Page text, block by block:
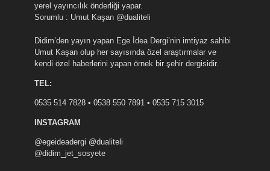
yerel yayıncılık önderliği yapar.
Sorumlu : Umut Kaşan @dualiteli
Didim’den yayın yapan Ege İdea Dergi’nin imtiyaz sahibi
Umut Kaşan olup her sayısında özel araştırmalar ve
kendi özel haberlerini yapan örnek bir şehir dergisidir.
TEL:
0535 514 7828 • 0538 550 7891 • 0535 715 3015
INSTAGRAM
@egeideadergi @dualiteli
@didim_jet_sosyete